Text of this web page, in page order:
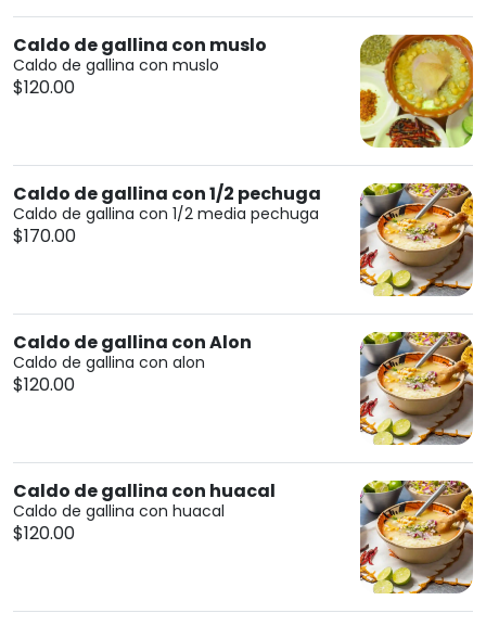
Caldo de gallina con muslo
Caldo de gallina con muslo
$120.00
Caldo de gallina con 1/2 pechuga
Caldo de gallina con 1/2 media pechuga
$170.00
Caldo de gallina con Alon
Caldo de gallina con alon
$120.00
Caldo de gallina con huacal
Caldo de gallina con huacal
$120.00